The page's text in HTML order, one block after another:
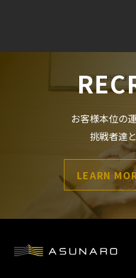
お客様本位の
挑戦者達
LEARN